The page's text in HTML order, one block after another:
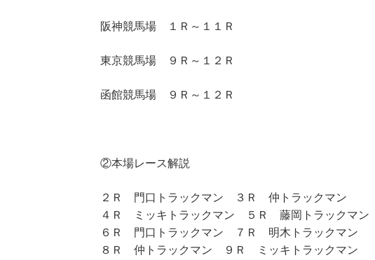
阪神競馬場 １Ｒ～１１Ｒ
東京競馬場 ９Ｒ～１２Ｒ
函館競馬場 ９Ｒ～１２Ｒ
②本場レース解説
２Ｒ 門口トラックマン ３Ｒ 仲トラックマン
４Ｒ ミッキトラックマン ５Ｒ 藤岡トラックマン
６Ｒ 門口トラックマン ７Ｒ 明木トラックマン
８Ｒ 仲トラックマン ９Ｒ ミッキトラックマン